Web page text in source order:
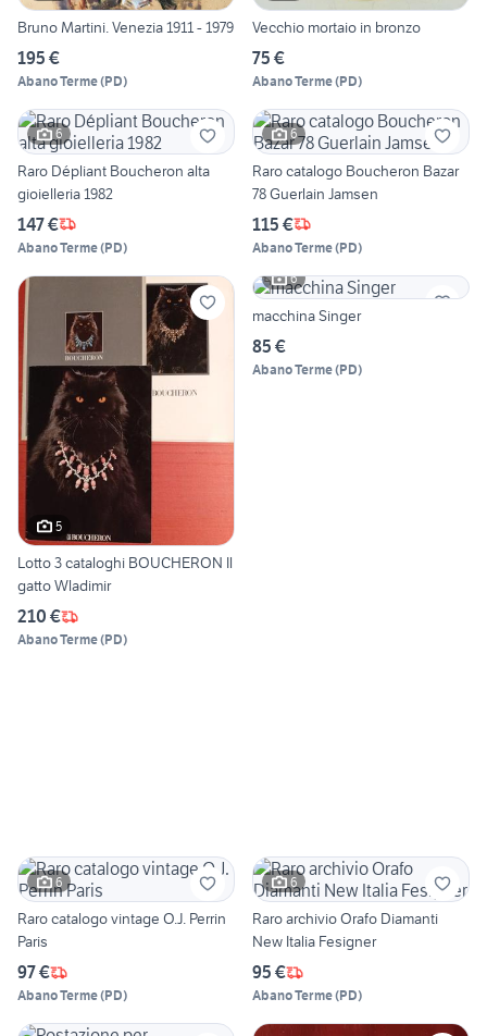
Bruno Martini. Venezia 1911 - 1979
195 €
Abano Terme(PD)
Vecchio mortaio in bronzo
75 €
Abano Terme(PD)
6
Raro Dépliant Boucheron alta
gioielleria 1982
147 €
Abano Terme(PD)
6
Raro catalogo Boucheron Bazar
78 Guerlain Jamsen
115 €
Abano Terme(PD)
5
Lotto 3 cataloghi BOUCHERON Il
gatto Wladimir
210 €
Abano Terme(PD)
6
macchina Singer
85 €
Abano Terme(PD)
6
Raro catalogo vintage O.J. Perrin
Paris
97 €
Abano Terme(PD)
6
Raro archivio Orafo Diamanti
New Italia Fesigner
95 €
Abano Terme(PD)